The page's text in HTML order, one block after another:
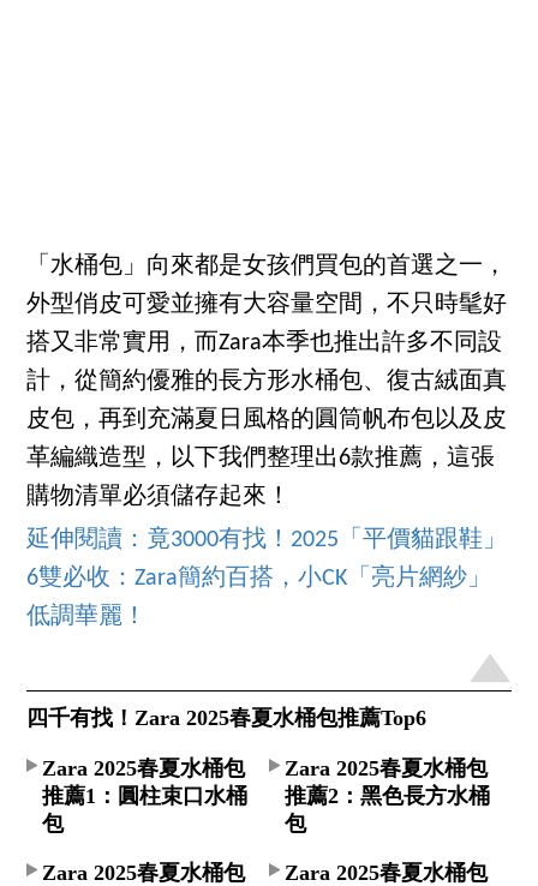
「水桶包」向來都是女孩們買包的首選之一，
外型俏皮可愛並擁有大容量空間，不只時髦好
搭又非常實用，而Zara本季也推出許多不同設
計，從簡約優雅的長方形水桶包、復古絨面真
皮包，再到充滿夏日風格的圓筒帆布包以及皮
革編織造型，以下我們整理出6款推薦，這張
購物清單必須儲存起來！
延伸閱讀：竟3000有找！2025「平價貓跟鞋」
6雙必收：Zara簡約百搭，小CK「亮片網紗」
低調華麗！
四千有找！Zara 2025春夏水桶包推薦Top6
Zara 2025春夏水桶包
推薦1：圓柱束口水桶
包
Zara 2025春夏水桶包
推薦2：黑色長方水桶
包
Zara 2025春夏水桶包
Zara 2025春夏水桶包